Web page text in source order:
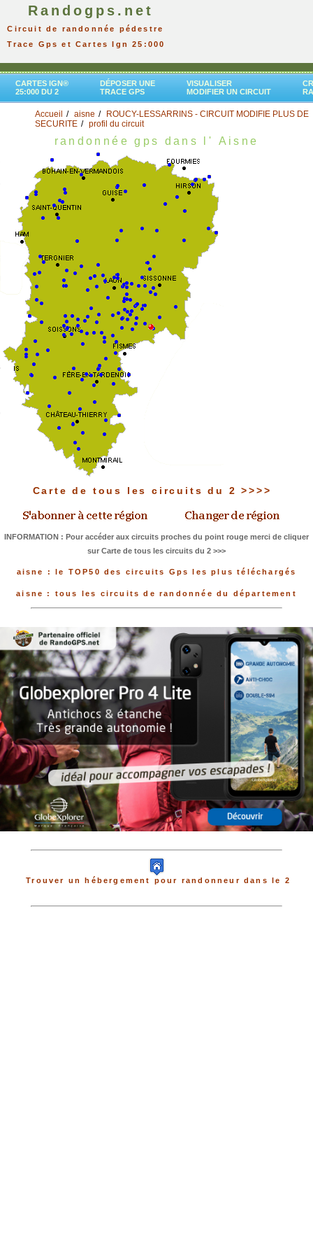
Randogps.net
Circuit de randonnée pédestre
Trace Gps et Cartes Ign 25:000
CARTES IGN®
25:000 DU 2
DÉPOSER UNE
TRACE GPS
VISUALISER
MODIFIER UN CIRCUIT
Accueil aisne
ROUCY-LESSARRINS - CIRCUIT MODIFIE PLUS DE
SECURITE
profil du circuit
randonnée gps dans l' Aisne
Carte de tous les circuits du 2 >>>>
INFORMATION : Pour accéder aux circuits proches du point rouge merci de cliquer
sur Carte de tous les circuits du 2 >>>
aisne : le TOP50 des circuits Gps les plus téléchargés
aisne : tous les circuits de randonnée du département
Trouver un hébergement pour randonneur dans le 2